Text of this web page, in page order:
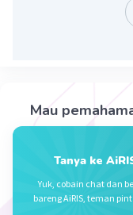
defek pada
penyakit
menumpuk
Gejala fisik
Alagille
kuning pada
muncul
pada kulit
Mau
Tanya ke
Yuk, cobain chat dan
bareng AiRIS, teman